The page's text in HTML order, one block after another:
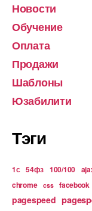
Новости
Обучение
Оплата
Продажи
Шаблоны
Юзабилити
Тэги
1с 54фз 100/100
chrome css facebook
pagespeed